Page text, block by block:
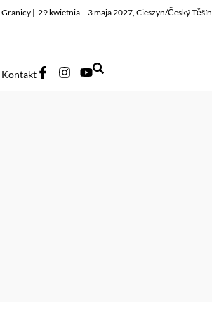
| 29 kwietnia – 3 maja 2027, Cieszyn/Český Těšín
Kontakt